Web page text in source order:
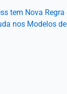
tem Nova Regra
nos Modelos